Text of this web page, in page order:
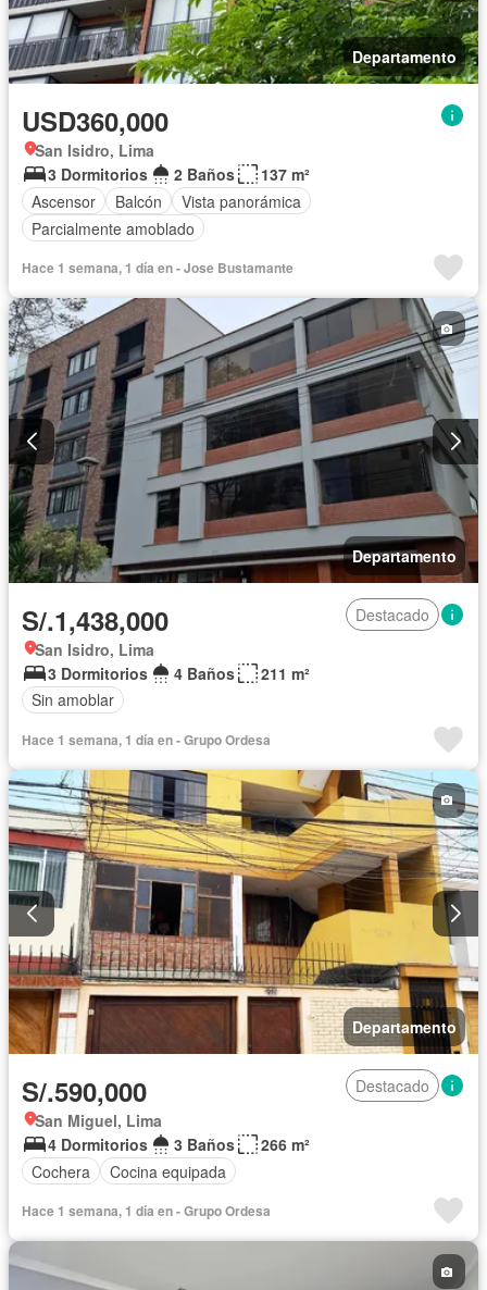
Departamento
USD360,000
San Isidro, Lima
3 Dormitorios
2 Baños
137 m²
Ascensor
Balcón
Vista panorámica
Parcialmente amoblado
Hace 1 semana, 1 día en - Jose Bustamante
Departamento
S/.1,438,000
Destacado
San Isidro, Lima
3 Dormitorios
4 Baños
211 m²
Sin amoblar
Hace 1 semana, 1 día en - Grupo Ordesa
Departamento
S/.590,000
Destacado
San Miguel, Lima
4 Dormitorios
3 Baños
266 m²
Cochera
Cocina equipada
Hace 1 semana, 1 día en - Grupo Ordesa